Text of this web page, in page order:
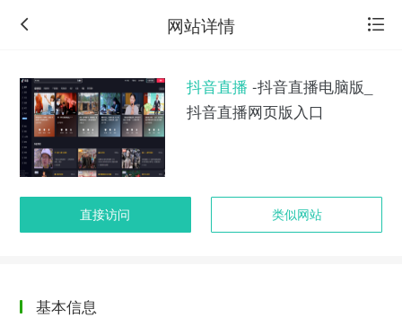
网站详情
抖音直播 -抖音直播电脑版_
抖音直播网页版入口
直接访问 类似网站
基本信息